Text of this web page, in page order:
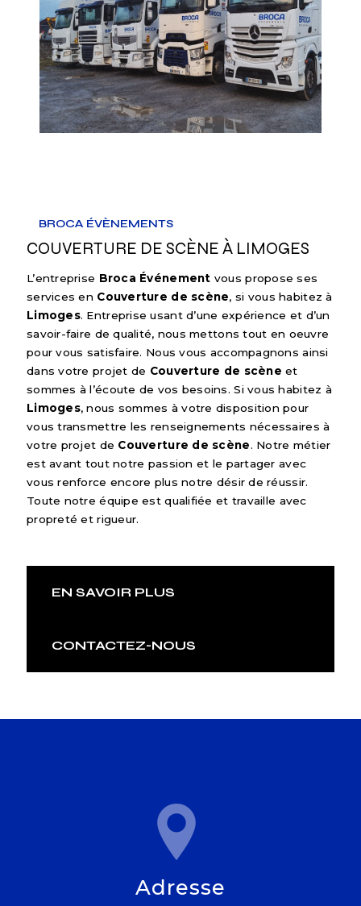
BROCA ÉVÈNEMENTS
COUVERTURE DE SCÈNE À LIMOGES
L’entreprise Broca Événement vous propose ses
services en Couverture de scène, si vous habitez à
Limoges. Entreprise usant d’une expérience et d’un
savoir-faire de qualité, nous mettons tout en oeuvre
pour vous satisfaire. Nous vous accompagnons ainsi
dans votre projet de Couverture de scène et
sommes à l’écoute de vos besoins. Si vous habitez à
Limoges, nous sommes à votre disposition pour
vous transmettre les renseignements nécessaires à
votre projet de Couverture de scène. Notre métier
est avant tout notre passion et le partager avec
vous renforce encore plus notre désir de réussir.
Toute notre équipe est qualifiée et travaille avec
propreté et rigueur.
EN SAVOIR PLUS
CONTACTEZ-NOUS
Adresse